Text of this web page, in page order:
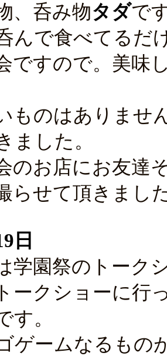
、呑み物タダで
んで食べてるだ
ですので。美味
ものはありませ
ました。
のお店にお友達
らせて頂きまし
日
学園祭のトーク
ークショーに行
す。
ゲームなるもの